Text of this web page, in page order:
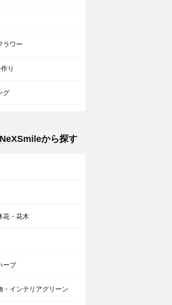
ラワー
り
グ
から探す
花・花木
ーブ
・インテリアグリーン